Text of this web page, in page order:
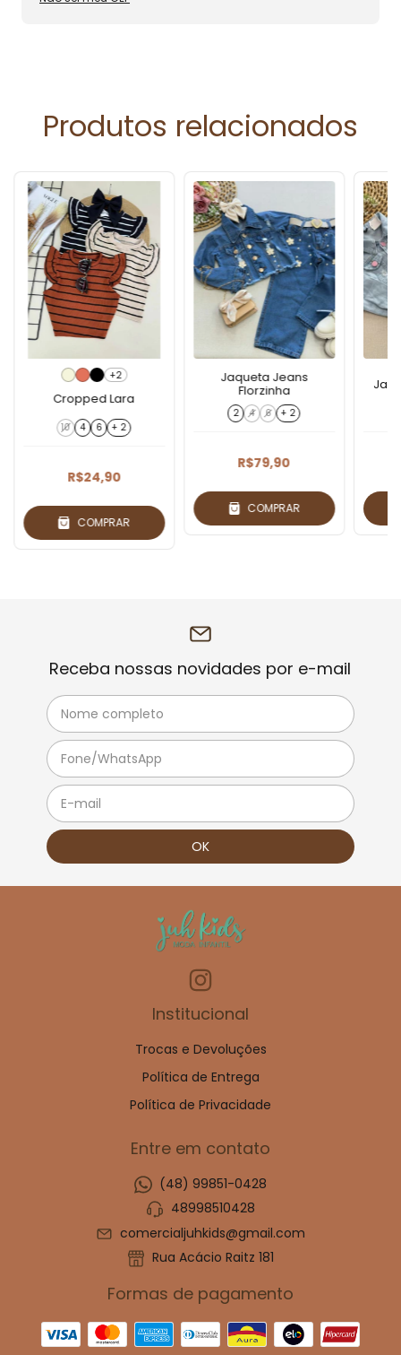
Produtos relacionados
+2
Cropped Lara
10 4 6 + 2
R$24,90
COMPRAR
Jaqueta Jeans
Florzinha
2 4 6 + 2
R$79,90
COMPRAR
Receba nossas novidades por e-mail
Institucional
Trocas e Devoluções
Política de Entrega
Política de Privacidade
Entre em contato
(48) 99851-0428
48998510428
comercialjuhkids@gmail.com
Rua Acácio Raitz 181
Formas de pagamento